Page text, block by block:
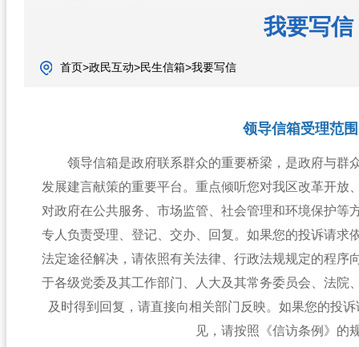
我要写信
首页>政民互动>民生信箱>我要写信
领导信箱受理范围
领导信箱是政府联系群众的重要桥梁，是政府与群
发展建言献策的重要平台。重点倾听您对我区改革开放
对政府在公共服务、市场监管、社会管理和环境保护等
专人负责受理、登记、交办、回复。如果您的投诉请求
法定途径解决，请依照有关法律、行政法规规定的程序
于各级党委及其工作部门、人大及其常务委员会、法院
及时得到回复，请直接向相关部门反映。如果您的投
见，请按照《信访条例》的